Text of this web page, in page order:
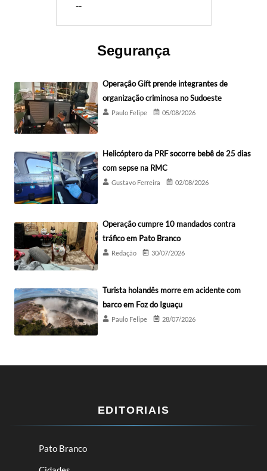
--
Segurança
Operação Gift prende integrantes de
organização criminosa no Sudoeste
Paulo Felipe 05/08/2026
Helicóptero da PRF socorre bebê de 25 dias
com sepse na RMC
Gustavo Ferreira 02/08/2026
Operação cumpre 10 mandados contra
tráfico em Pato Branco
Redação 30/07/2026
Turista holandês morre em acidente com
barco em Foz do Iguaçu
Paulo Felipe 28/07/2026
EDITORIAIS
Pato Branco